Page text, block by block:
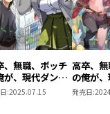
バー
、無職、ボッチ
が、現代ダンジ
で億を稼げたワ
:2025.07.15
高卒、
の俺が
ョンで
発売日: